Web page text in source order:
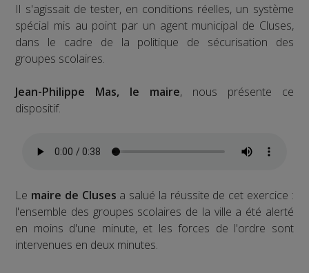
Il s'agissait de tester, en conditions réelles, un système
spécial mis au point par un agent municipal de Cluses,
dans le cadre de la politique de sécurisation des
groupes scolaires.
Jean-Philippe Mas, le maire, nous présente ce
dispositif.
Le maire de Cluses a salué la réussite de cet exercice :
l'ensemble des groupes scolaires de la ville a été alerté
en moins d'une minute, et les forces de l'ordre sont
intervenues en deux minutes.